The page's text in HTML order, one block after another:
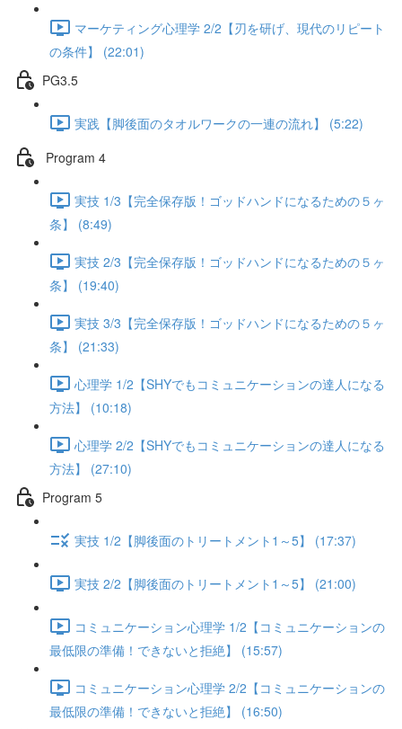
マーケティング心理学 2/2【刃を研げ、現代のリピート
の条件】 (22:01)
PG3.5
実践【脚後面のタオルワークの一連の流れ】 (5:22)
Program 4
実技 1/3【完全保存版！ゴッドハンドになるための５ヶ
条】 (8:49)
実技 2/3【完全保存版！ゴッドハンドになるための５ヶ
条】 (19:40)
実技 3/3【完全保存版！ゴッドハンドになるための５ヶ
条】 (21:33)
心理学 1/2【SHYでもコミュニケーションの達人になる
方法】 (10:18)
心理学 2/2【SHYでもコミュニケーションの達人になる
方法】 (27:10)
Program 5
実技 1/2【脚後面のトリートメント1～5】 (17:37)
実技 2/2【脚後面のトリートメント1～5】 (21:00)
コミュニケーション心理学 1/2【コミュニケーションの
最低限の準備！できないと拒絶】 (15:57)
コミュニケーション心理学 2/2【コミュニケーションの
最低限の準備！できないと拒絶】 (16:50)